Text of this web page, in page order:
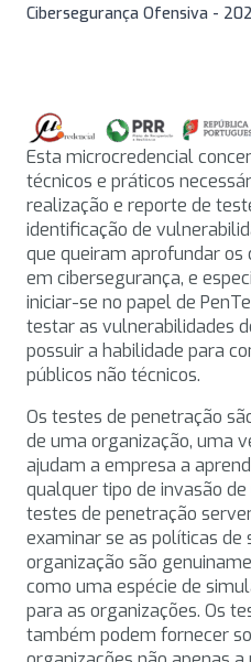
Cibersegurança Ofensiva -
Esta microcredencial
técnicos e práticos
realização e reporte de
identificação de
que queiram aprofundar os
em cibersegurança, e
iniciar-se no papel de
testar as vulnerabilidades
possuir a habilidade para
públicos não técnicos.
Os testes de penetração
de uma organização, uma
ajudam a empresa a
qualquer tipo de invasão
testes de penetração
examinar se as políticas de
organização são
como uma espécie de
para as organizações. Os
também podem fornecer